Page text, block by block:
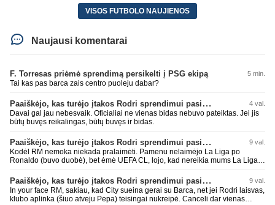
VISOS FUTBOLO NAUJIENOS
Naujausi komentarai
F. Torresas priėmė sprendimą persikelti į PSG ekipą 5 min.
Tai kas pas barca zais centro puoleju dabar?
Paaiškėjo, kas turėjo įtakos Rodri sprendimui pasirinkti Barselonos pusę 4 val.
Davai gal jau nebesvaik. Oficialiai ne vienas bidas nebuvo pateiktas. Jei jis
būtų buvęs reikalingas, būtų buvęs ir bidas.
Paaiškėjo, kas turėjo įtakos Rodri sprendimui pasirinkti Barselonos pusę 9 val.
Kodėl RM nemoka niekada pralaimėti. Pamenu nelaimėjo La Liga po
Ronaldo (buvo duobė), bet ėmė UEFA CL, lojo, kad nereikia mums La Liga,
laimėti La Liga. Dabar vėl gavo nuo Barcos ir Rodri ateina ne pas juos, vėl
nereikia mums jo, senas ir t.t. Gal davai vyriškai priimkit tuos pralaimėjimus
be kvailų nereikia, nenorim ir t.t.
Paaiškėjo, kas turėjo įtakos Rodri sprendimui pasirinkti Barselonos pusę 9 val.
In your face RM, sakiau, kad City sueina gerai su Barca, net jei Rodri laisvas,
klubo aplinka (šiuo atveju Pepa) teisingai nukreipė. Canceli dar vienas